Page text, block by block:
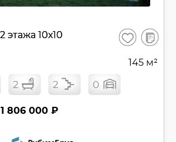
этажа 10х10 Сохранить
В
145 м²
2 2 0
1 806 000 ₽